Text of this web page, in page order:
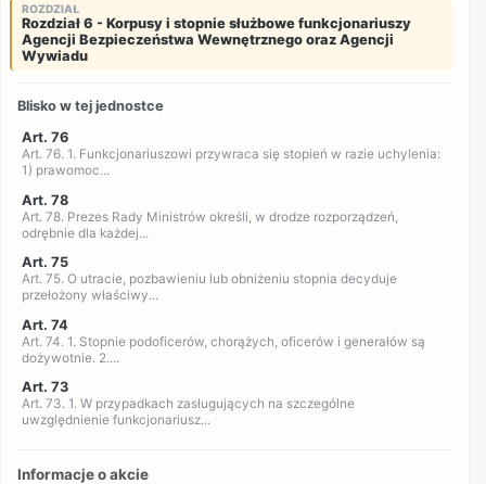
ROZDZIAŁ
Rozdział 6 - Korpusy i stopnie służbowe funkcjonariuszy
Agencji Bezpieczeństwa Wewnętrznego oraz Agencji
Wywiadu
Blisko w tej jednostce
Art. 76
Art. 76. 1. Funkcjonariuszowi przywraca się stopień w razie uchylenia:
1) prawomoc...
Art. 78
Art. 78. Prezes Rady Ministrów określi, w drodze rozporządzeń,
odrębnie dla każdej...
Art. 75
Art. 75. O utracie, pozbawieniu lub obniżeniu stopnia decyduje
przełożony właściwy...
Art. 74
Art. 74. 1. Stopnie podoficerów, chorążych, oficerów i generałów są
dożywotnie. 2....
Art. 73
Art. 73. 1. W przypadkach zasługujących na szczególne
uwzględnienie funkcjonariusz...
Informacje o akcie